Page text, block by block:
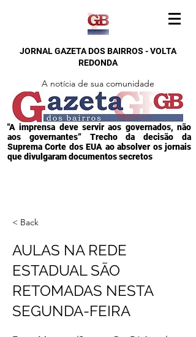
JORNAL GAZETA DOS BAIRROS - VOLTA
REDONDA
A notícia de sua comunidade
"A imprensa deve servir aos governados, não
aos governantes” Trecho da decisão da
Suprema Corte dos EUA ao absolver os jornais
que divulgaram documentos secretos
< Back
AULAS NA REDE
ESTADUAL SÃO
RETOMADAS NESTA
SEGUNDA-FEIRA